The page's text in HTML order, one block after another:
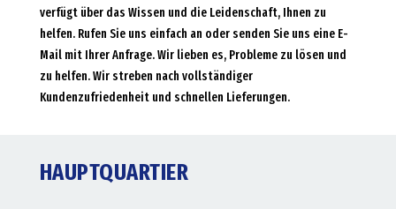
verfügt über das Wissen und die Leidenschaft, Ihnen zu
helfen. Rufen Sie uns einfach an oder senden Sie uns eine E-
Mail mit Ihrer Anfrage. Wir lieben es, Probleme zu lösen und
zu helfen. Wir streben nach vollständiger
Kundenzufriedenheit und schnellen Lieferungen.
HAUPTQUARTIER